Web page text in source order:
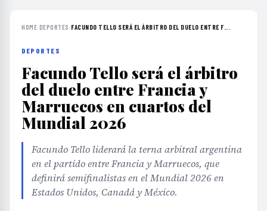
HOME›DEPORTES ›FACUNDO TELLO SERÁ EL ÁRBITRO DEL DUELO ENTRE F...
DEPORTES
Facundo Tello será el árbitro
del duelo entre Francia y
Marruecos en cuartos del
Mundial 2026
Facundo Tello liderará la terna arbitral argentina
en el partido entre Francia y Marruecos, que
definirá semifinalistas en el Mundial 2026 en
Estados Unidos, Canadá y México.